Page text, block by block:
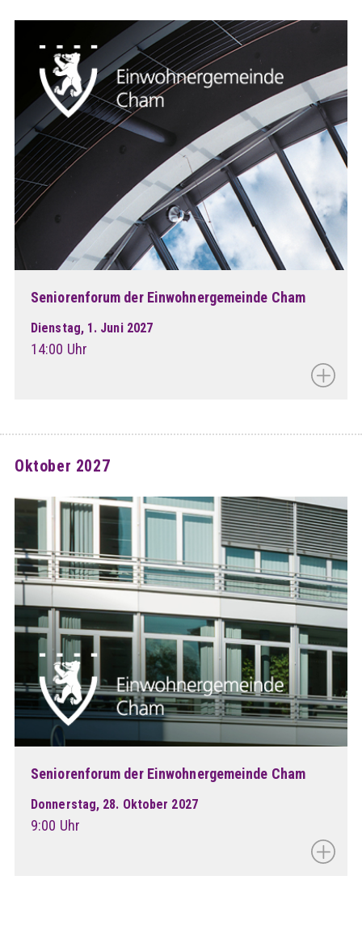
Seniorenforum der Einwohnergemeinde Cham
Dienstag, 1. Juni 2027
14:00 Uhr
Oktober 2027
Seniorenforum der Einwohnergemeinde Cham
Donnerstag, 28. Oktober 2027
9:00 Uhr